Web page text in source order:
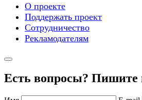
О проекте
Поддержать проект
Сотрудничество
Рекламодателям
Есть вопросы? Пишите